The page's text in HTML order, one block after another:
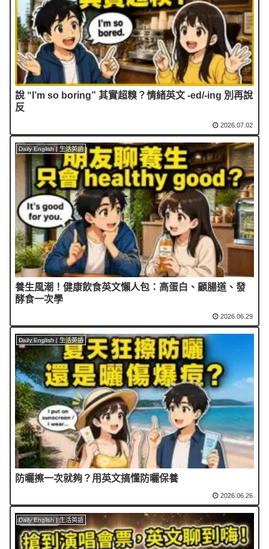
說 “I’m so boring” 其實超糗？情緒英文 -ed/-ing 別再說
反
2026.07.02
Daily English | 生活英語
養生風潮！健康飲食英文懶人包：高蛋白、顧腸道、發
酵食一次學
2026.06.29
Daily English | 生活英語
防曬擦一次就夠？用英文搞懂防曬保養
2026.06.26
Daily English | 生活英語